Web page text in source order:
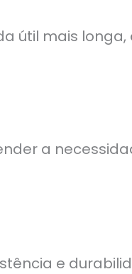
útil mais longa,
a
e